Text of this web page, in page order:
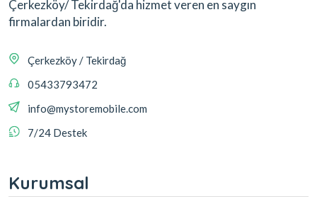
Çerkezköy/ Tekirdağ'da hizmet veren en saygın
firmalardan biridir.
Çerkezköy / Tekirdağ
05433793472
info@mystoremobile.com
7/24 Destek
Kurumsal